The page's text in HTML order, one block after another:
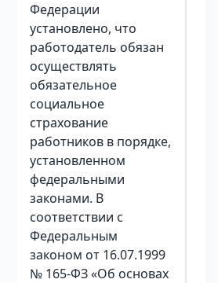
Федерации
установлено, что
работодатель обязан
осуществлять
обязательное
социальное
страхование
работников в порядке,
установленном
федеральными
законами. В
соответствии с
Федеральным
законом от 16.07.1999
№ 165-ФЗ «Об основах